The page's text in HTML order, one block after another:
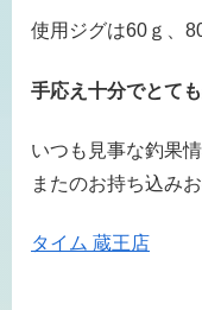
使用ジグは60ｇ、
手応え十分でとて
いつも見事な釣果
またのお持ち込み
タイム 蔵王店